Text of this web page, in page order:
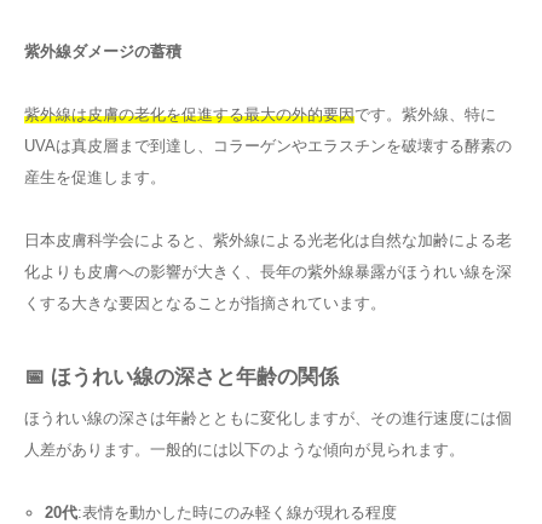
紫外線ダメージの蓄積
紫外線は皮膚の老化を促進する最大の外的要因です。紫外線、特に
UVAは真皮層まで到達し、コラーゲンやエラスチンを破壊する酵素の
産生を促進します。
日本皮膚科学会によると、紫外線による光老化は自然な加齢による老
化よりも皮膚への影響が大きく、長年の紫外線暴露がほうれい線を深
くする大きな要因となることが指摘されています。
📅 ほうれい線の深さと年齢の関係
ほうれい線の深さは年齢とともに変化しますが、その進行速度には個
人差があります。一般的には以下のような傾向が見られます。
20代:表情を動かした時にのみ軽く線が現れる程度